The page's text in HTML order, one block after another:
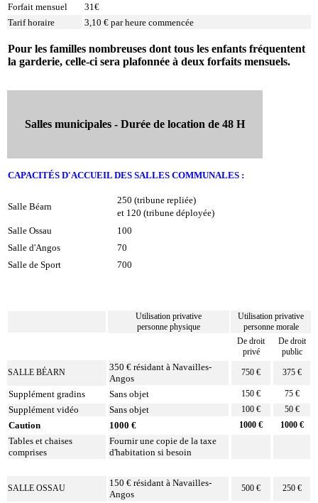
Forfait mensuel
31€
Tarif horaire
3,10 € par heure commencée
Pour les familles nombreuses dont tous les enfants fréquentent
la garderie, celle-ci sera plafonnée à deux forfaits mensuels.
Salles municipales - Durée de location de 48 H
CAPACITÉS D'ACCUEIL DES SALLES COMMUNALES :
Salle Béarn
250 (tribune repliée)
et 120 (tribune déployée)
Salle Ossau
100
Salle d'Angos
70
Salle de Sport
700
Utilisation privative
personne physique
Utilisation privative
personne morale
De droit
privé
De droit
public
SALLE BÉARN
350 € résidant à Navailles-
Angos
750 € 375 €
Supplément gradins Sans objet 150 € 75 €
Supplément vidéo Sans objet 100 € 50 €
Caution 1000 € 1000 € 1000 €
Tables et chaises
comprises
Fournir une copie de la taxe
d'habitation si besoin
SALLE OSSAU
150 € résidant à Navailles-
Angos
500 € 250 €